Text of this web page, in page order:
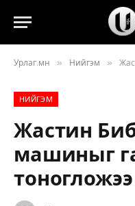
Урлаг.мн » Нийгэм »
НИЙГЭМ
Жастин
машиныг
тоногложээ